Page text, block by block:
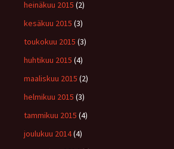
heinäkuu 2015 (2)
kesäkuu 2015 (3)
toukokuu 2015 (3)
huhtikuu 2015 (4)
maaliskuu 2015 (2)
helmikuu 2015 (3)
tammikuu 2015 (4)
joulukuu 2014(4)